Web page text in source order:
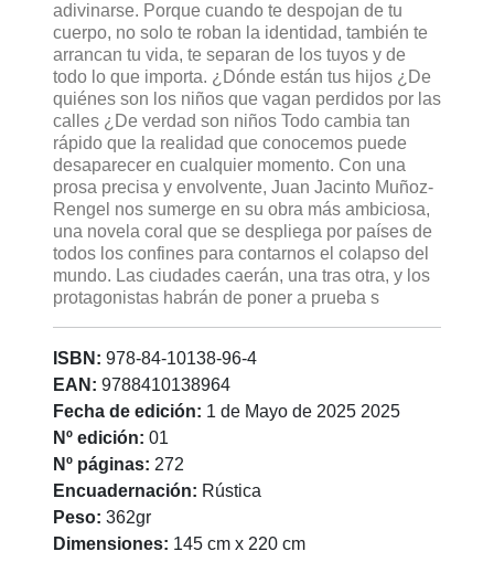
adivinarse. Porque cuando te despojan de tu
cuerpo, no solo te roban la identidad, también te
arrancan tu vida, te separan de los tuyos y de
todo lo que importa. ¿Dónde están tus hijos ¿De
quiénes son los niños que vagan perdidos por las
calles ¿De verdad son niños Todo cambia tan
rápido que la realidad que conocemos puede
desaparecer en cualquier momento. Con una
prosa precisa y envolvente, Juan Jacinto Muñoz-
Rengel nos sumerge en su obra más ambiciosa,
una novela coral que se despliega por países de
todos los confines para contarnos el colapso del
mundo. Las ciudades caerán, una tras otra, y los
protagonistas habrán de poner a prueba s
ISBN: 978-84-10138-96-4
EAN: 9788410138964
Fecha de edición: 1 de Mayo de 2025 2025
Nº edición: 01
Nº páginas: 272
Encuadernación: Rústica
Peso: 362gr
Dimensiones: 145 cm x 220 cm